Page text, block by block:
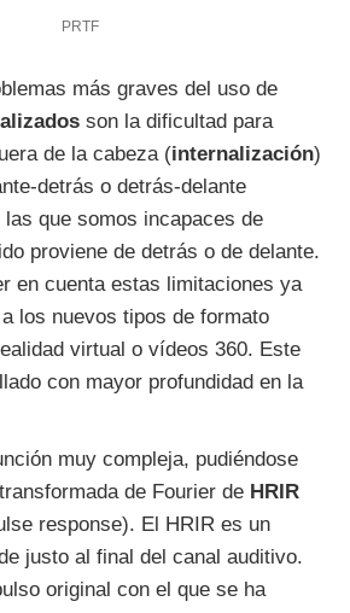
PRTF
más graves del uso de
son la dificultad para
de la cabeza (internalización)
detrás o detrás-delante
las que somos incapaces de
proviene de detrás o de delante.
en cuenta estas limitaciones ya
los nuevos tipos de formato
virtual o vídeos 360. Este
con mayor profundidad en la
muy compleja, pudiéndose
de Fourier de HRIR
response). El HRIR es un
justo al final del canal auditivo.
original con el que se ha